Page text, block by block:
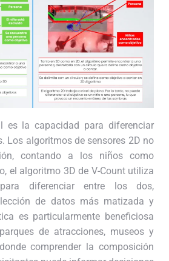
es la capacidad para diferenciar
Los algoritmos de sensores 2D no
contando a los niños como
el algoritmo 3D de V-Count utiliza
diferenciar entre los dos,
de datos más matizada y
es particularmente beneficiosa
de atracciones, museos y
comprender la composición